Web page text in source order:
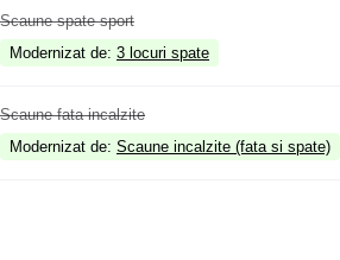
Scaune spate sport
Modernizat de: 3 locuri spate
Scaune fata incalzite
Modernizat de: Scaune incalzite (fata si spate)